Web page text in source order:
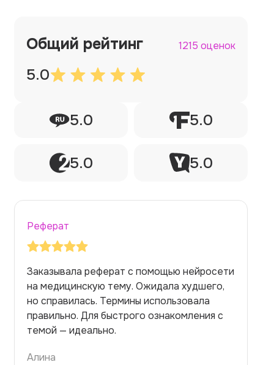
Общий рейтинг 1215 оценок
5.0
5.0 5.0
5.0 5.0
Реферат
Заказывала реферат с помощью нейросети
на медицинскую тему. Ожидала худшего,
но справилась. Термины использовала
правильно. Для быстрого ознакомления с
темой — идеально.
Алина